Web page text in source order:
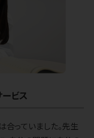
ビス
っていました。先生